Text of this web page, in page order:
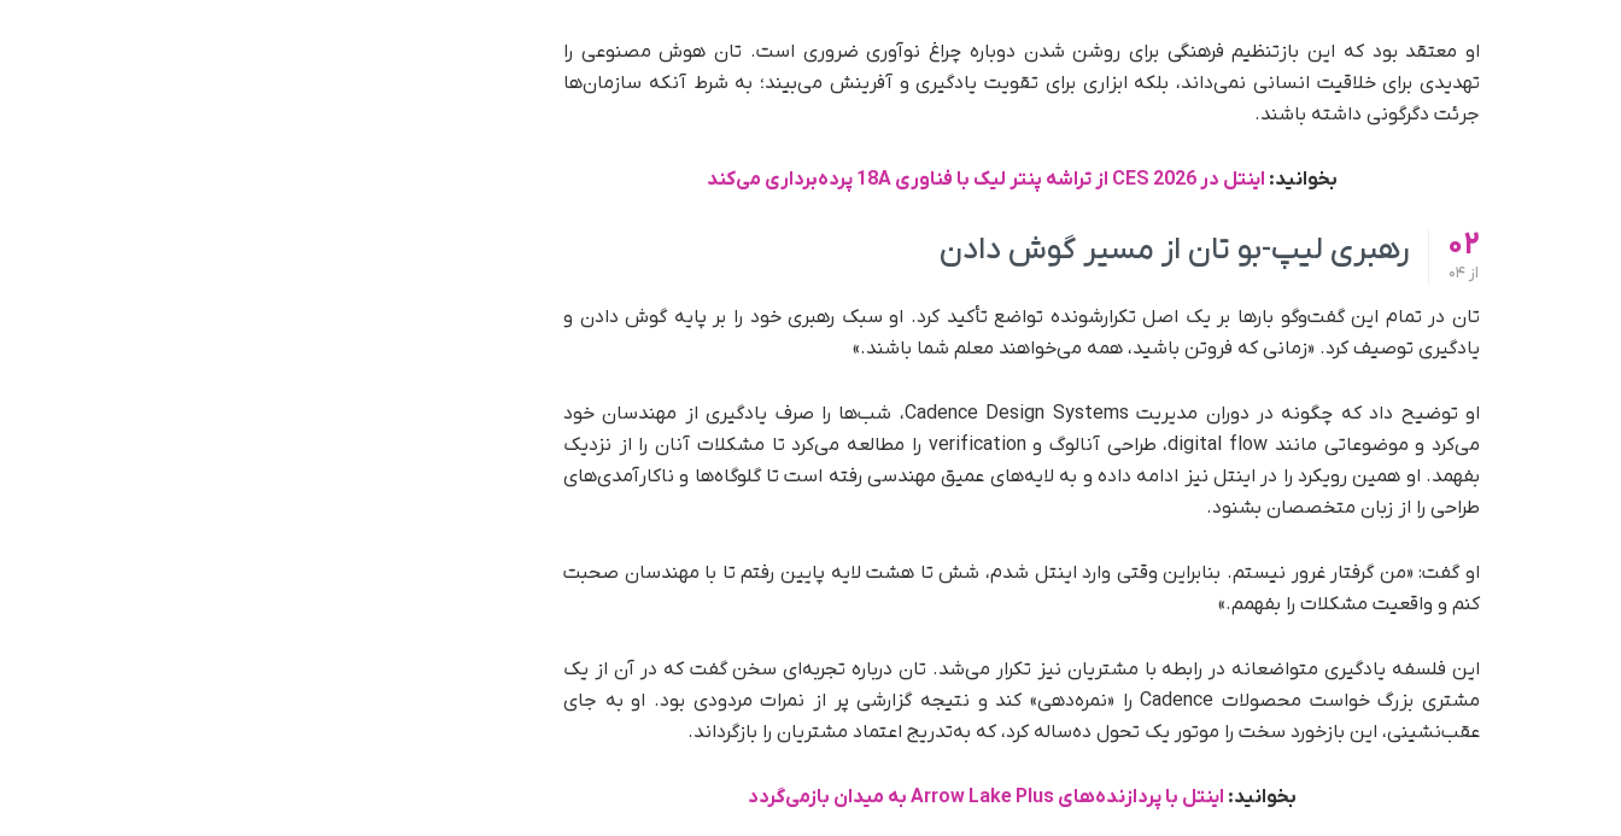
او معتقد بود که این بازتنظیم فرهنگی برای روشن‌ شدن دوباره چراغ نوآوری ضروری است. تان هوش مصنوعی را
تهدیدی برای خلاقیت انسانی نمی‌داند، بلکه ابزاری برای تقویت یادگیری و آفرینش می‌بیند؛ به شرط آنکه سازمان‌ها
جرئت دگرگونی داشته باشند.
بخوانید: اینتل در CES 2026 از تراشه پنتر لیک با فناوری 18A پرده‌برداری می‌کند
02
از
رهبری لیپ-بو تان از مسیر گوش‌ دادن
تان در تمام این گفت‌وگو بارها بر یک اصل تکرارشونده تواضع تأکید کرد. او سبک رهبری خود را بر پایه گوش‌ دادن و
یادگیری توصیف کرد. «زمانی که فروتن باشید، همه می‌خواهند معلم شما باشند.»
او توضیح داد که چگونه در دوران مدیریت Cadence Design Systems، شب‌ها را صرف یادگیری از مهندسان خود
می‌کرد و موضوعاتی مانند digital flow، طراحی آنالوگ و verification را مطالعه می‌کرد تا مشکلات آنان را از نزدیک
بفهمد. او همین رویکرد را در اینتل نیز ادامه داده و به لایه‌های عمیق مهندسی رفته است تا گلوگاه‌ها و ناکارآمدی‌های
طراحی را از زبان متخصصان بشنود.
او گفت: «من گرفتار غرور نیستم. بنابراین وقتی وارد اینتل شدم، شش تا هشت لایه پایین رفتم تا با مهندسان صحبت
کنم و واقعیت مشکلات را بفهمم.»
این فلسفه یادگیری متواضعانه در رابطه با مشتریان نیز تکرار می‌شد. تان درباره تجربه‌ای سخن گفت که در آن از یک
مشتری بزرگ خواست محصولات Cadence را «نمره‌دهی» کند و نتیجه گزارشی پر از نمرات مردودی بود. او به جای
عقب‌نشینی، این بازخورد سخت را موتور یک تحول ده‌ساله کرد، که به‌تدریج اعتماد مشتریان را بازگرداند.
بخوانید: اینتل با پردازنده‌های Arrow Lake Plus به میدان بازمی‌گردد